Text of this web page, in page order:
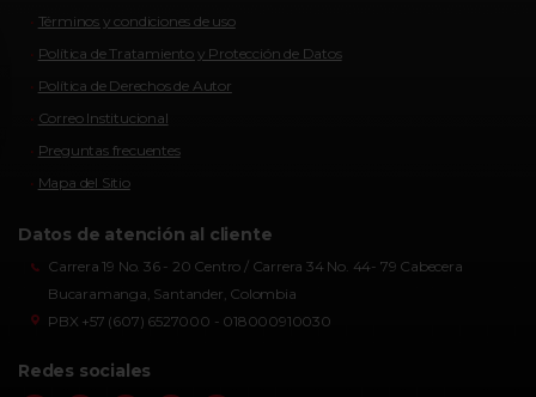
Términos y condiciones de uso
Política de Tratamiento y Protección de Datos
Política de Derechos de Autor
Correo Institucional
Preguntas frecuentes
Mapa del Sitio
Datos de atención al cliente
Carrera 19 No. 36 - 20 Centro / Carrera 34 No. 44- 79 Cabecera
Bucaramanga, Santander, Colombia
PBX +57 (607) 6527000 - 018000910030
Redes sociales